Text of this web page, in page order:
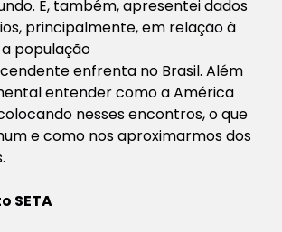
E, também, apresentei dados
principalmente, em relação à
população
enfrenta no Brasil. Além
entender como a América
nesses encontros, o que
e como nos aproximarmos dos
SETA